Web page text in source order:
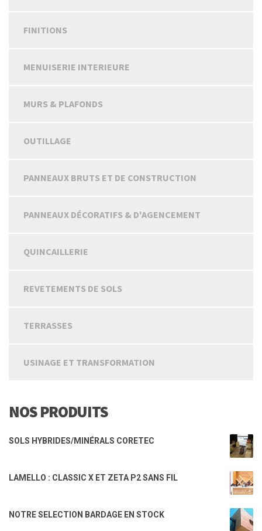
FINITIONS
MENUISERIE INTERIEURE
MURS & PLAFONDS
OUTILLAGE
PANNEAUX BRUTS ET DE CONSTRUCTION
PANNEAUX DÉCORATIFS & D'AGENCEMENT
QUINCAILLERIE
REVETEMENTS DE SOLS
TERRASSES
USINAGE ET TRANSFORMATION
NOS PRODUITS
SOLS HYBRIDES/MINÉRALS CORETEC
LAMELLO : CLASSIC X ET ZETA P2 SANS FIL
NOTRE SELECTION BARDAGE EN STOCK